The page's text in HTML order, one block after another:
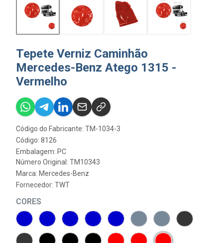
Tepete Verniz Caminhão
Mercedes-Benz Atego 1315 -
Vermelho
Código do Fabricante: TM-1034-3
Código: 8126
Embalagem: PC
Número Original: TM10343
Marca: Mercedes-Benz
Fornecedor: TWT
CORES